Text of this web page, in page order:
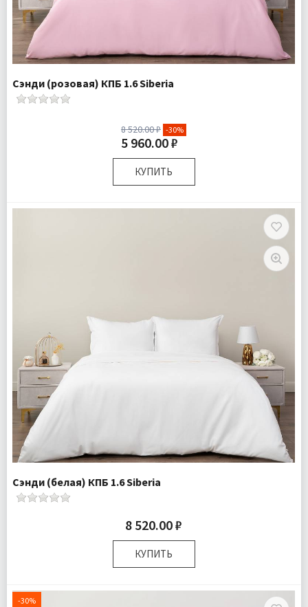
Сэнди (розовая) КПБ 1.6 Siberia
8 520.00 ₽ -30%
5 960.00 ₽
КУПИТЬ
Пододеяльник 1 шт Простыня 1 шт
Наволочка 1 шт
Ранфорс
Бесплатно
Сэнди (белая) КПБ 1.6 Siberia
8 520.00 ₽
КУПИТЬ
Комплектация:
Пододеяльник 1 шт Простыня 1 шт
-30%